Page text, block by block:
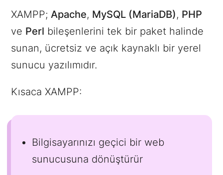
XAMPP;Apache, MySQL (MariaDB), PHP
ve Perl bileşenlerini tek bir paket halinde
sunan, ücretsiz ve açık kaynaklı bir yerel
sunucu yazılımıdır.
Kısaca XAMPP:
Bilgisayarınızı geçici bir web
sunucusuna dönüştürür